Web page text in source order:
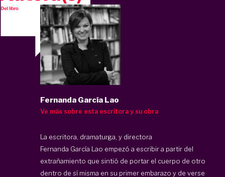
Fernanda García Lao
Ve más sobre esta escritora y su obra
La escritora, dramaturga, y directora
Fernanda García Lao empezó a escribir a partir del
extrañamiento que sintió de portar el cuerpo de otro
dentro de sí misma en su primer embarazo y de verse